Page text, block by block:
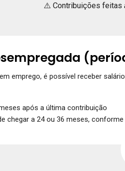
⚠️ Contribuições feitas
emprego, é possível receber
após a última contribuição
chegar a 24 ou 36 meses,